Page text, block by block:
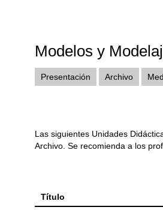
Modelos y
Presentación Archivo
Las siguientes Unidades
Archivo. Se recomienda a los
Título